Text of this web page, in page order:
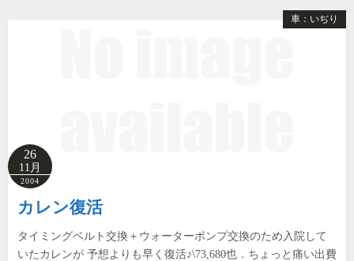
車：いぢり
26
11月
2004
カレン復活
タイミングベルト交換＋ウォーターポンプ交換のため入院して
いたカレンが 予想よりも早く復活♪\73,680也．ちょっと痛い出費